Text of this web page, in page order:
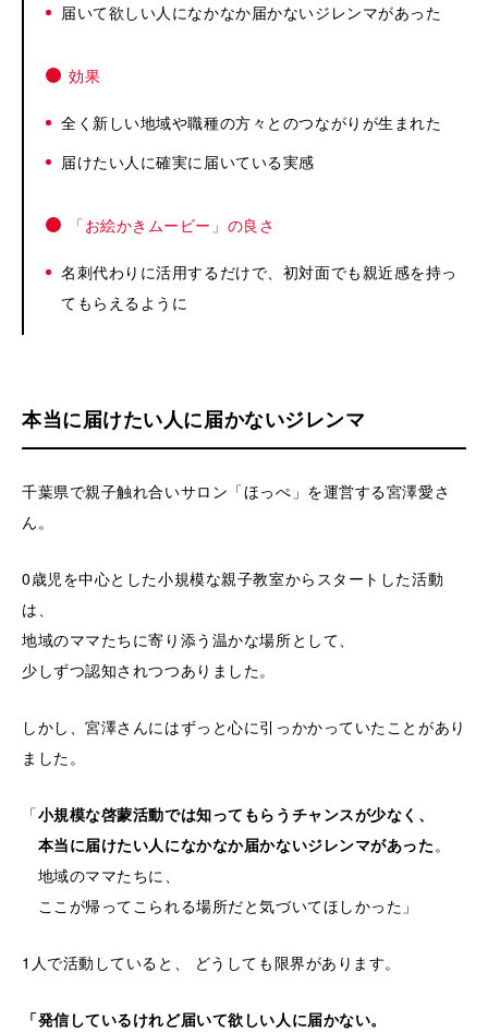
届いて欲しい人になかなか届かないジレンマがあった
効果
全く新しい地域や職種の方々とのつながりが生まれた
届けたい人に確実に届いている実感
「お絵かきムービー」の良さ
名刺代わりに活用するだけで、初対面でも親近感を持っ
てもらえるように
本当に届けたい人に届かないジレンマ
千葉県で親子触れ合いサロン「ほっぺ」を運営する宮澤愛さ
ん。
0歳児を中心とした小規模な親子教室からスタートした活動
は、
地域のママたちに寄り添う温かな場所として、
少しずつ認知されつつありました。
しかし、宮澤さんにはずっと心に引っかかっていたことがあり
ました。
「小規模な啓蒙活動では知ってもらうチャンスが少なく、
本当に届けたい人になかなか届かないジレンマがあった。
地域のママたちに、
ここが帰ってこられる場所だと気づいてほしかった」
1人で活動していると、 どうしても限界があります。
「発信しているけれど届いて欲しい人に届かない。